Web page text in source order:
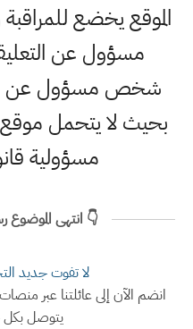
الموقع يخضع
مسؤول عن
شخص مسؤول عن
بحيث لا يتحمل
مسؤولية
👇 انتهى الموضوع
لا تفوت جديد
انضم الآن إلى عائلتنا عبر
يتوصل